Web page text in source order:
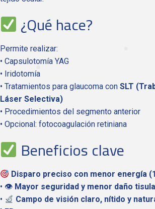
¿Qué hace?
Permite realizar:
• Capsulotomía YAG
• Iridotomía
• Tratamientos para glaucoma con SLT
Láser Selectiva)
• Procedimientos del segmento anterior
• Opcional: fotocoagulación retiniana
Beneficios clave
Disparo preciso con menor energía
• 👁 Mayor seguridad y menor daño
•
Campo de visión claro, nítido y